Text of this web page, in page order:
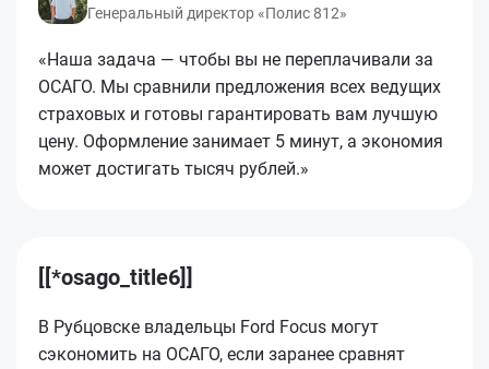
Генеральный директор «Полис 812»
«Наша задача — чтобы вы не переплачивали за
ОСАГО. Мы сравнили предложения всех ведущих
страховых и готовы гарантировать вам лучшую
цену. Оформление занимает 5 минут, а экономия
может достигать тысяч рублей.»
[[*osago_title6]]
В Рубцовске владельцы Ford Focus могут
сэкономить на ОСАГО, если заранее сравнят